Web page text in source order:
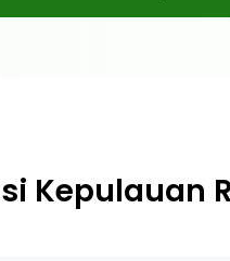
Kepulauan